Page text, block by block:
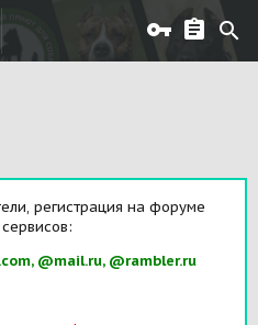
регистрация на форуме
@mail.ru, @rambler.ru